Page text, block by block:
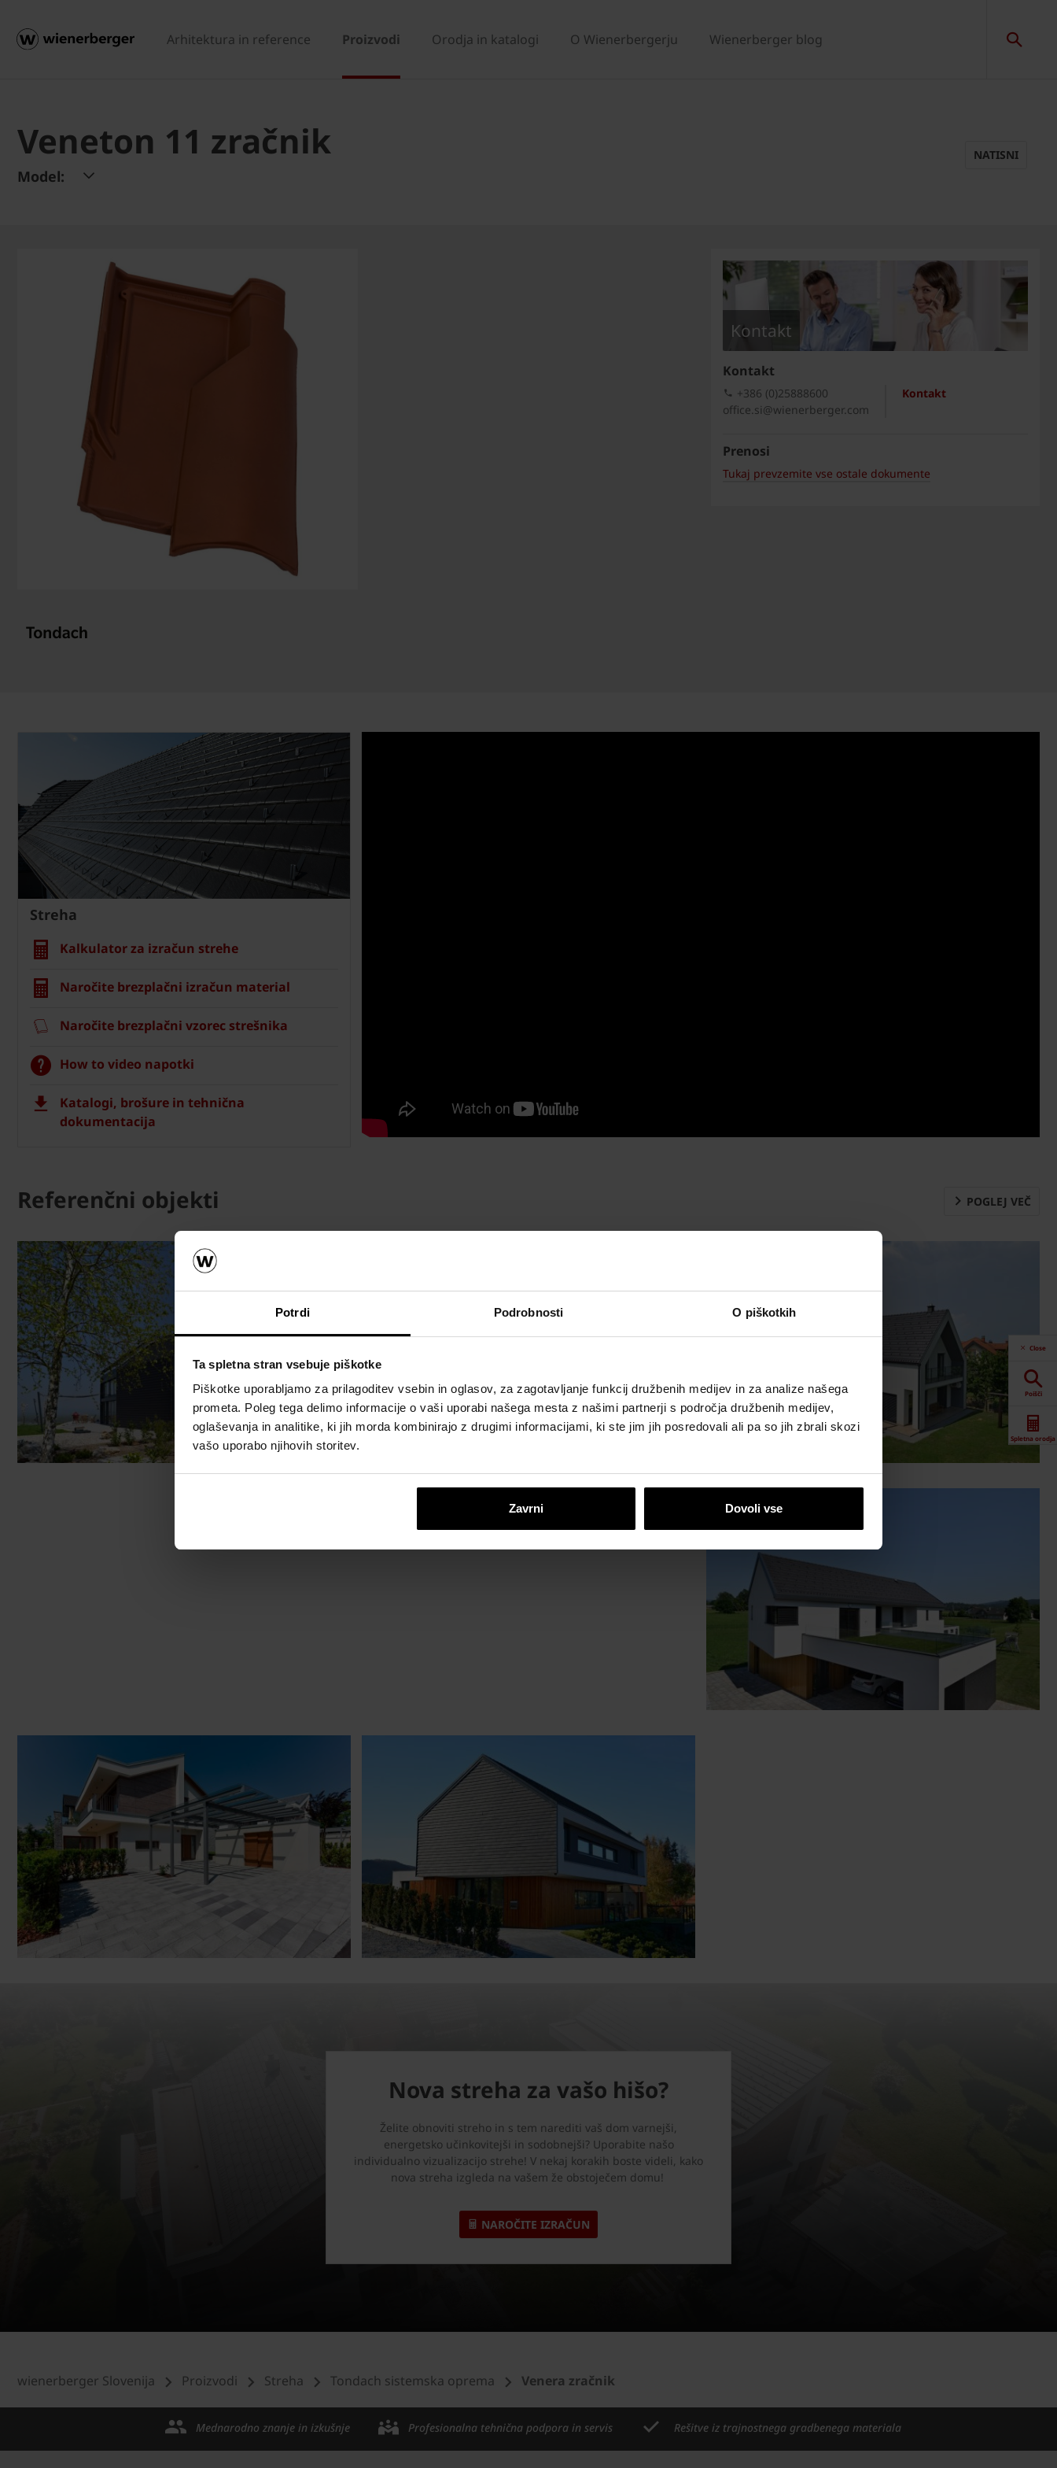
Potrdi Podrobnosti O piškotkih
Ta spletna stran vsebuje piškotke
Piškotke uporabljamo za prilagoditev vsebin in oglasov, za zagotavljanje funkcij družbenih medijev in za analize našega
prometa. Poleg tega delimo informacije o vaši uporabi našega mesta z našimi partnerji s področja družbenih medijev,
oglaševanja in analitike, ki jih morda kombinirajo z drugimi informacijami, ki ste jim jih posredovali ali pa so jih zbrali skozi
vašo uporabo njihovih storitev.
Zavrni Dovoli vse
Arhitektura in reference Proizvodi Orodja in katalogi O Wienerbergerju Wienerberger blog
Veneton 11 zračnik
Model:
NATISNI
Kontakt
Kontakt
Kontakt
+386 (0)25888600
office.si@wienerberger.com
Prenosi
Tukaj prevzemite vse ostale dokumente
Streha
Kalkulator za izračun strehe
Naročite brezplačni izračun material
Naročite brezplačni vzorec strešnika
How to video napotki
Katalogi, brošure in tehnična
dokumentacija
Referenčni objekti POGLEJ VEČ
Nova streha za vašo hišo?
Želite obnoviti streho in s tem narediti vaš dom varnejši,
energetsko učinkovitejši in sodobnejši? Uporabite našo
individualno vizualizacijo strehe! V nekaj korakih boste videli, kako
nova streha izgleda na vašem že obstoječem domu!
NAROČITE IZRAČUN
Close
Poišči
Spletna orodja
wienerberger Slovenija Proizvodi Streha Tondach sistemska oprema Venera zračnik
Mednarodno znanje in izkušnje Profesionalna tehnična podpora in servis Rešitve iz trajnostnega gradbenega materiala